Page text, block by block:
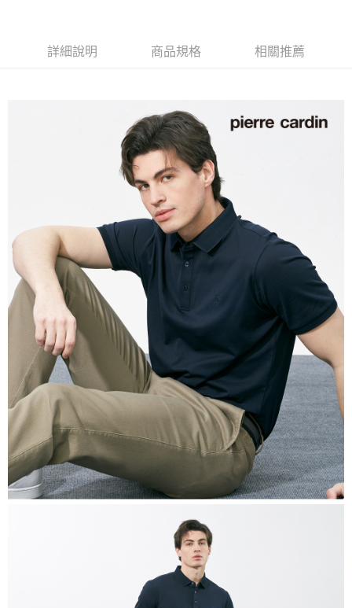
萊爾富取貨付款
每筆NT$60，滿NT$1,200(含以上)免運費
每筆NT$60，滿NT$1,200(含以上)免運費
每筆NT$60，滿NT$1,200(含以上)免運費
宅配(本島)
每筆NT$80，滿NT$1,200(含以上)免運費
宅配(離島)
每筆NT$80，滿NT$1,200(含以上)免運費
詳細說明 商品規格 相關推薦